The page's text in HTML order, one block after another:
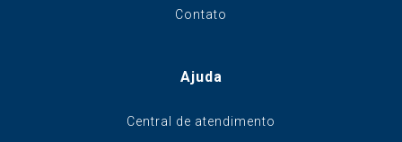
Contato
Ajuda
Central de atendimento